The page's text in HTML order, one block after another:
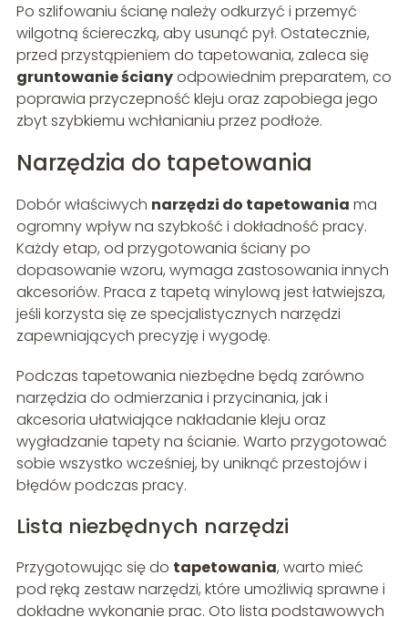
Po szlifowaniu ścianę należy odkurzyć i przemyć
wilgotną ściereczką, aby usunąć pył. Ostatecznie,
przed przystąpieniem do tapetowania, zaleca się
gruntowanie ścianyodpowiednim preparatem, co
poprawia przyczepność kleju oraz zapobiega jego
zbyt szybkiemu wchłanianiu przez podłoże.
Narzędzia do tapetowania
Dobór właściwych narzędzi do tapetowania ma
ogromny wpływ na szybkość i dokładność pracy.
Każdy etap, od przygotowania ściany po
dopasowanie wzoru, wymaga zastosowania innych
akcesoriów. Praca z tapetą winylową jest łatwiejsza,
jeśli korzysta się ze specjalistycznych narzędzi
zapewniających precyzję i wygodę.
Podczas tapetowania niezbędne będą zarówno
narzędzia do odmierzania i przycinania, jak i
akcesoria ułatwiające nakładanie kleju oraz
wygładzanie tapety na ścianie. Warto przygotować
sobie wszystko wcześniej, by uniknąć przestojów i
błędów podczas pracy.
Lista niezbędnych narzędzi
Przygotowując się do tapetowania, warto mieć
pod ręką zestaw narzędzi, które umożliwią sprawne i
dokładne wykonanie prac. Oto lista podstawowych